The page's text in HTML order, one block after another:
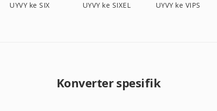
UYVY ke SIX UYVY ke SIXEL UYVY ke VIPS
Konverter spesifik